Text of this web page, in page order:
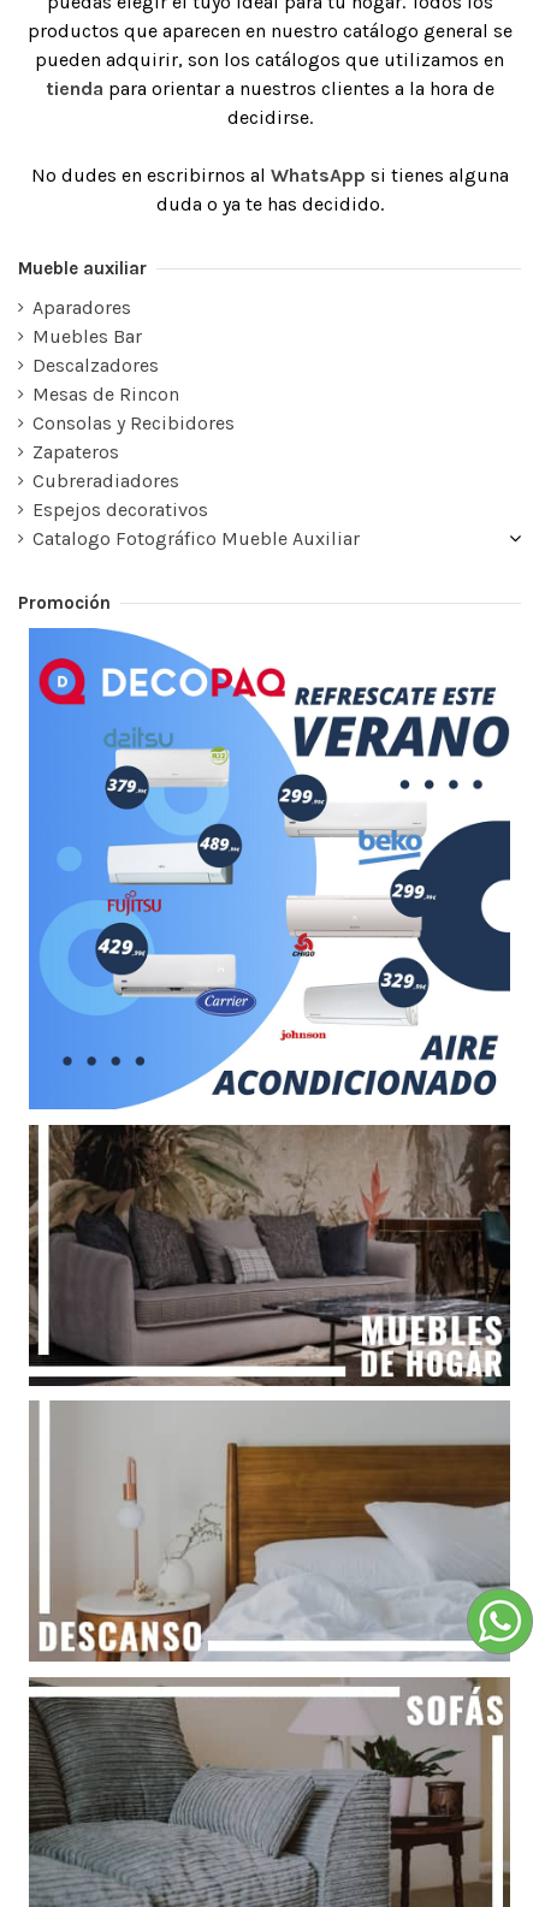
productos que aparecen en nuestro catálogo general se
pueden adquirir, son los catálogos que utilizamos en
tienda para orientar a nuestros clientes a la hora de
decidirse.
No dudes en escribirnos al WhatsApp si tienes alguna
duda o ya te has decidido.
Mueble auxiliar
Aparadores
Muebles Bar
Descalzadores
Mesas de Rincon
Consolas y Recibidores
Zapateros
Cubreradiadores
Espejos decorativos
Catalogo Fotográfico Mueble Auxiliar
Promoción